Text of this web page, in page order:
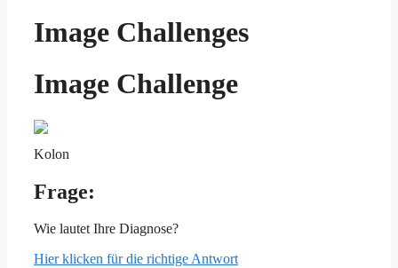
Image Challenges
Image Challenge
Kolon
Frage:
Wie lautet Ihre Diagnose?
Hier klicken für die richtige Antwort